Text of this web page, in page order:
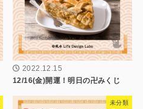
2022.12.15
12/16(金)開運！明日の卍みくじ
未分類